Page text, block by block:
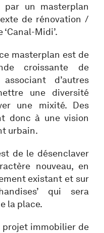
par un masterplan
de rénovation /
Midi’.
masterplan est de
croissante de
d’autres
une diversité
une mixité. Des
donc à une vision
urbain.
de le désenclaver
nouveau, en
existant et sur
qui sera
la place.
immobilier de